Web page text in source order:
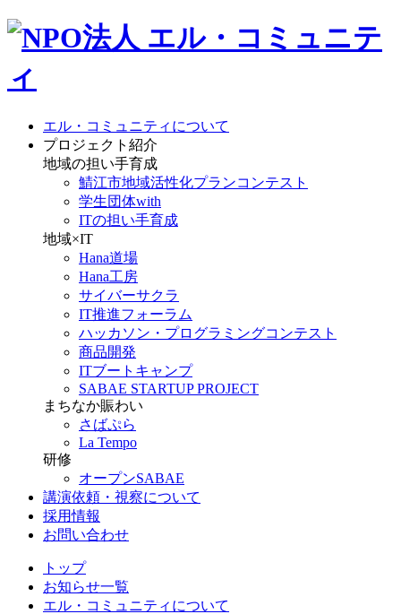
エル・コミュニティについて
プロジェクト紹介
地域の担い手育成
鯖江市地域活性化プランコンテスト
学生団体with
ITの担い手育成
地域×IT
Hana道場
Hana工房
サイバーサクラ
IT推進フォーラム
ハッカソン・プログラミングコンテスト
商品開発
ITブートキャンプ
SABAE STARTUP PROJECT
まちなか賑わい
さばぷら
La Tempo
研修
オープンSABAE
講演依頼・視察について
採用情報
お問い合わせ
トップ
お知らせ一覧
エル・コミュニティについて